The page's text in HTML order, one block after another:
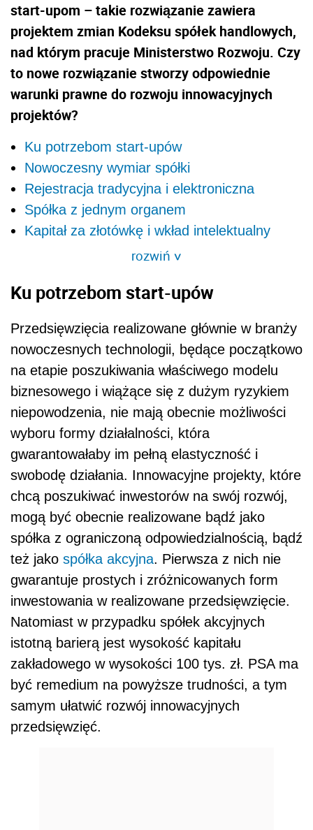
start-upom – takie rozwiązanie zawiera
projektem zmian Kodeksu spółek handlowych,
nad którym pracuje Ministerstwo Rozwoju. Czy
to nowe rozwiązanie stworzy odpowiednie
warunki prawne do rozwoju innowacyjnych
projektów?
Ku potrzebom start-upów
Nowoczesny wymiar spółki
Rejestracja tradycyjna i elektroniczna
Spółka z jednym organem
Kapitał za złotówkę i wkład intelektualny
rozwiń>
Ku potrzebom start-upów
Przedsięwzięcia realizowane głównie w branży
nowoczesnych technologii, będące początkowo
na etapie poszukiwania właściwego modelu
biznesowego i wiążące się z dużym ryzykiem
niepowodzenia, nie mają obecnie możliwości
wyboru formy działalności, która
gwarantowałaby im pełną elastyczność i
swobodę działania. Innowacyjne projekty, które
chcą poszukiwać inwestorów na swój rozwój,
mogą być obecnie realizowane bądź jako
spółka z ograniczoną odpowiedzialnością, bądź
też jako spółka akcyjna. Pierwsza z nich nie
gwarantuje prostych i zróżnicowanych form
inwestowania w realizowane przedsięwzięcie.
Natomiast w przypadku spółek akcyjnych
istotną barierą jest wysokość kapitału
zakładowego w wysokości 100 tys. zł. PSA ma
być remedium na powyższe trudności, a tym
samym ułatwić rozwój innowacyjnych
przedsięwzięć.